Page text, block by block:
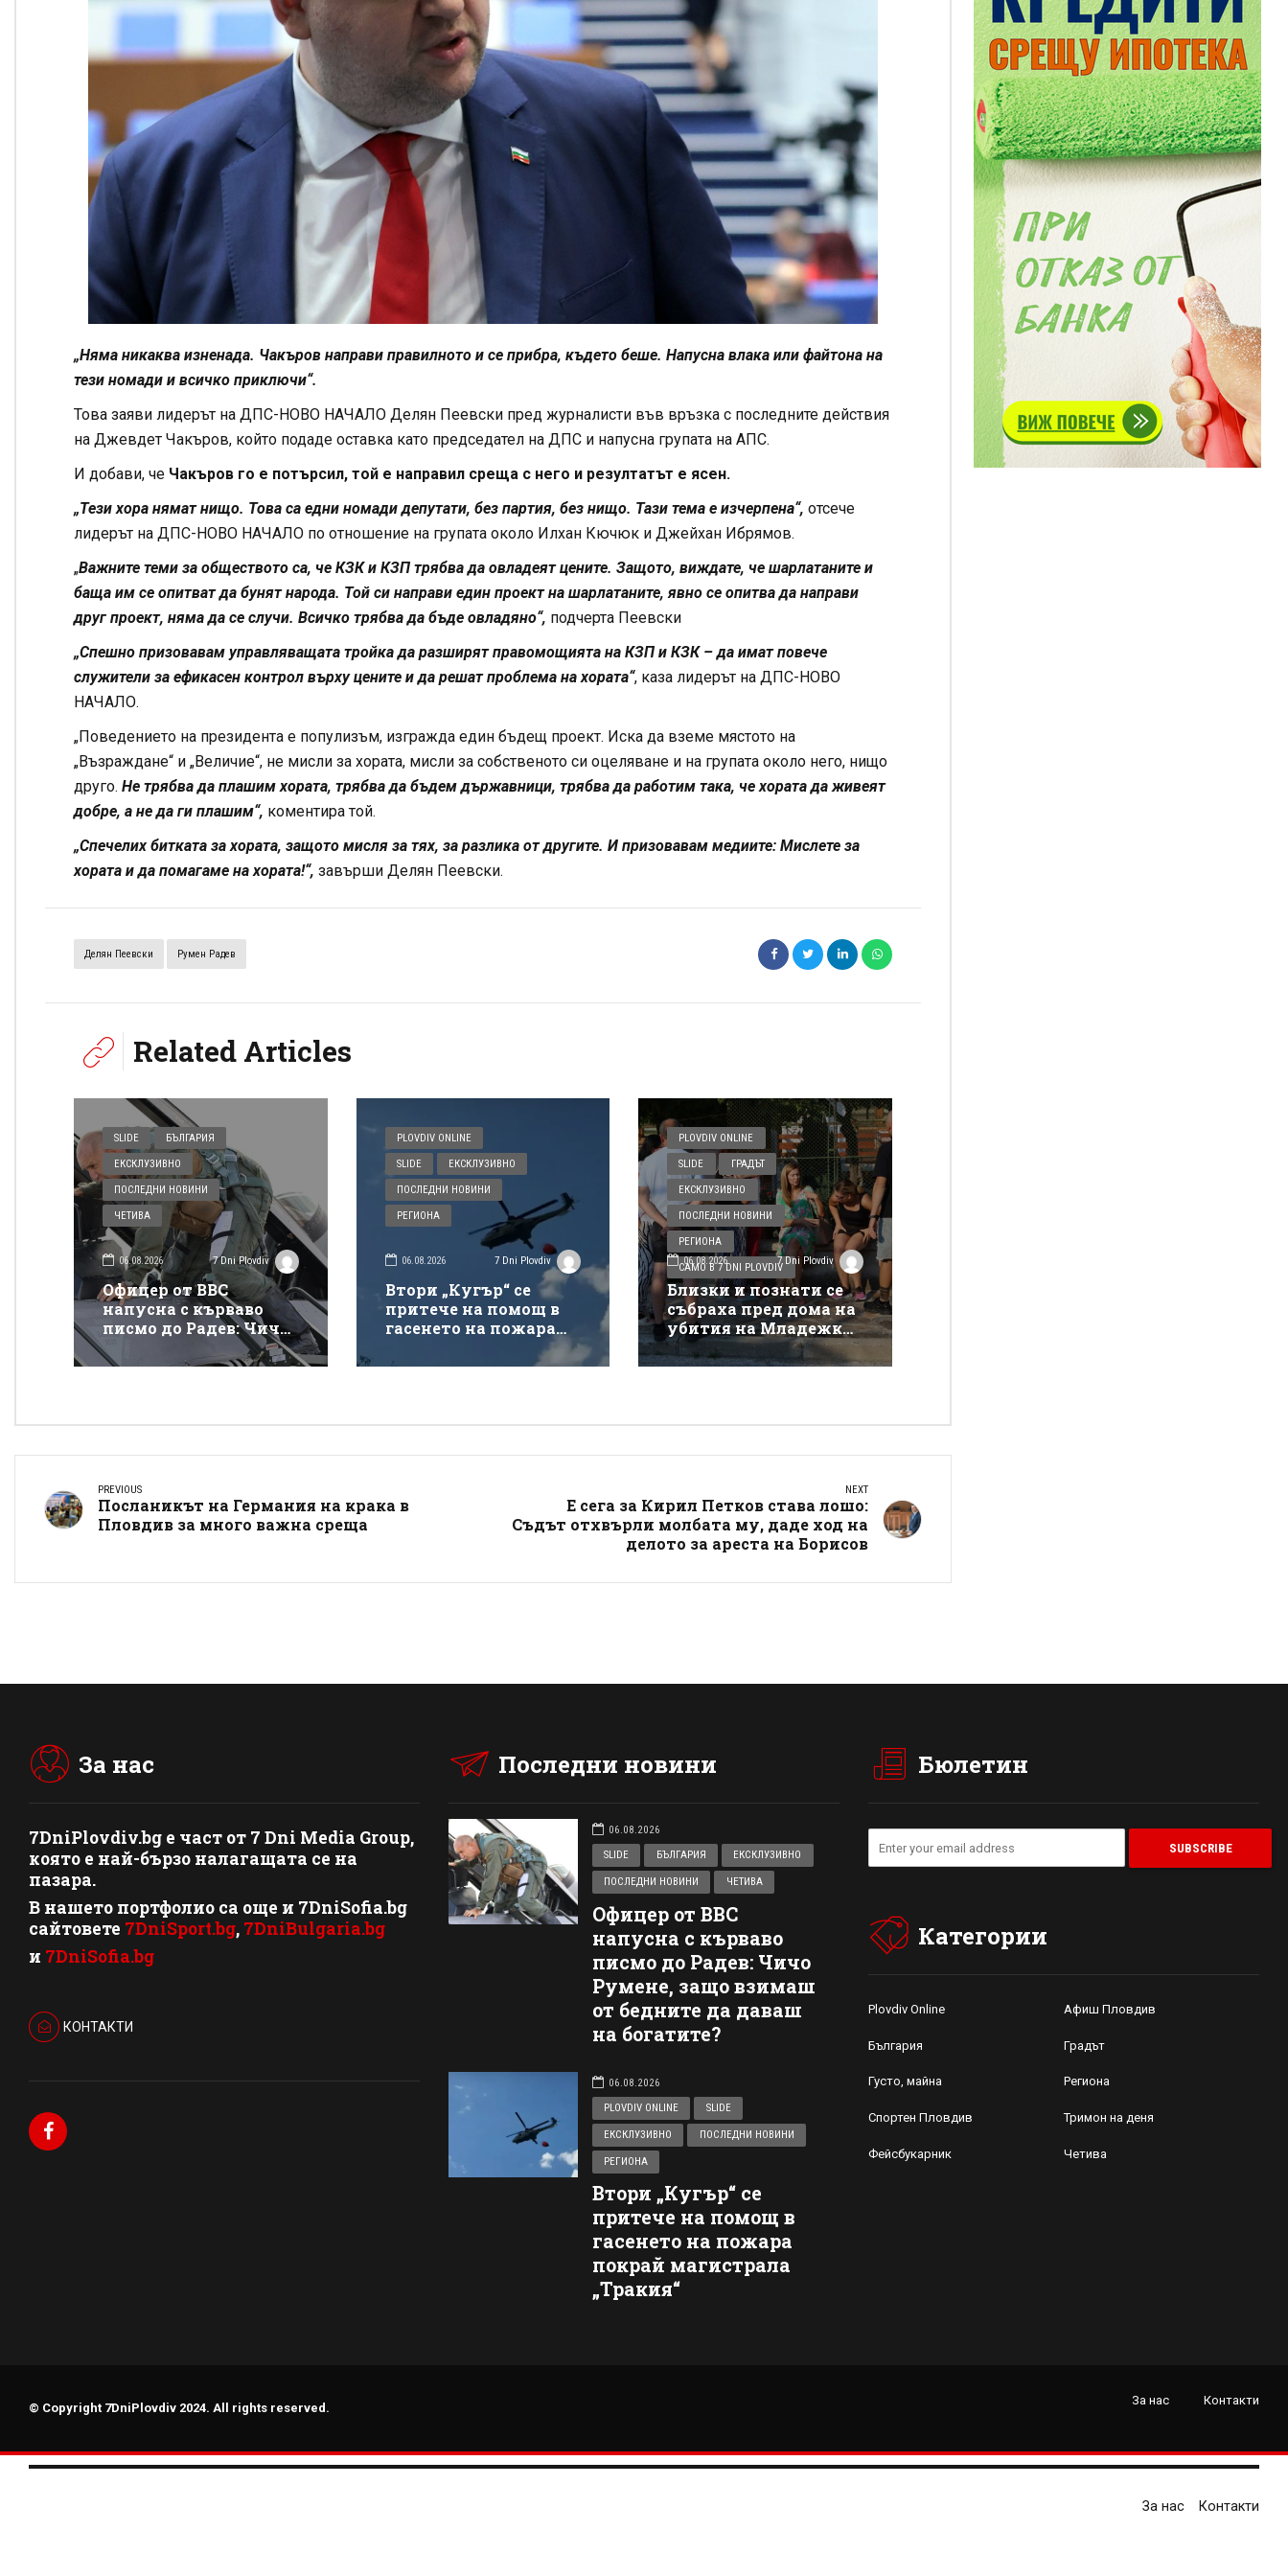
„Няма никаква изненада. Чакъров направи правилното и се прибра, където беше. Напусна влака или файтона на
тези номади и всичко приключи“.
Това заяви лидерът на ДПС-НОВО НАЧАЛО Делян Пеевски пред журналисти във връзка с последните действия
на Джевдет Чакъров, който подаде оставка като председател на ДПС и напусна групата на АПС.
И добави, че Чакъров го е потърсил, той е направил среща с него и резултатът е ясен.
„Тези хора нямат нищо. Това са едни номади депутати, без партия, без нищо. Тази тема е изчерпена“, отсече
лидерът на ДПС-НОВО НАЧАЛО по отношение на групата около Илхан Кючюк и Джейхан Ибрямов.
„Важните теми за обществото са, че КЗК и КЗП трябва да овладеят цените. Защото, виждате, че шарлатаните и
баща им се опитват да бунят народа. Той си направи един проект на шарлатаните, явно се опитва да направи
друг проект, няма да се случи. Всичко трябва да бъде овладяно“, подчерта Пеевски
„Спешно призовавам управляващата тройка да разширят правомощията на КЗП и КЗК – да имат повече
служители за ефикасен контрол върху цените и да решат проблема на хората“, каза лидерът на ДПС-НОВО
НАЧАЛО.
„Поведението на президента е популизъм, изгражда един бъдещ проект. Иска да вземе мястото на
„Възраждане“ и „Величие“, не мисли за хората, мисли за собственото си оцеляване и на групата около него, нищо
друго. Не трябва да плашим хората, трябва да бъдем държавници, трябва да работим така, че хората да живеят
добре, а не да ги плашим“, коментира той.
„Спечелих битката за хората, защото мисля за тях, за разлика от другите. И призовавам медиите: Мислете за
хората и да помагаме на хората!“, завърши Делян Пеевски.
Делян Пеевски Румен Радев
Related Articles
SLIDE БЪЛГАРИЯ
ЕКСКЛУЗИВНО
ПОСЛЕДНИ НОВИНИ
ЧЕТИВА
06.08.2026 7 Dni Plovdiv
Офицер от ВВС
напусна с кърваво
писмо до Радев: Чичо
Румене, защо взимаш
от бедните да даваш
PLOVDIV ONLINE
SLIDE ЕКСКЛУЗИВНО
ПОСЛЕДНИ НОВИНИ
РЕГИОНА
06.08.2026 7 Dni Plovdiv
Втори „Кугър“ се
притече на помощ в
гасенето на пожара
покрай магистрала
„Тракия“
PLOVDIV ONLINE
SLIDE ГРАДЪТ
ЕКСКЛУЗИВНО
ПОСЛЕДНИ НОВИНИ
РЕГИОНА
САМО В 7 DNI PLOVDIV
06.08.2026 7 Dni Plovdiv
Близки и познати се
събраха пред дома на
убития на Младежки
хълм: Не е педофил,
търсеше си приятелка
PREVIOUS
Посланикът на Германия на крака в
Пловдив за много важна среща
NEXT
Е сега за Кирил Петков става лошо:
Съдът отхвърли молбата му, даде ход на
делото за ареста на Борисов
За нас
7DniPlovdiv.bg e част от 7 Dni Media Group,
която е най-бързо налагащата се на
пазара.
В нашето портфолио са още и 7DniSofia.bg
сайтовете 7DniSport.bg, 7DniBulgaria.bg
и 7DniSofia.bg
КОНТАКТИ
Последни новини
06.08.2026
SLIDE
БЪЛГАРИЯ ЕКСКЛУЗИВНО
ПОСЛЕДНИ НОВИНИ ЧЕТИВА
Офицер от ВВС
напусна с кърваво
писмо до Радев: Чичо
Румене, защо взимаш
от бедните да даваш
на богатите?
06.08.2026
PLOVDIV ONLINE
SLIDE
ЕКСКЛУЗИВНО ПОСЛЕДНИ НОВИНИ
РЕГИОНА
Втори „Кугър“ се
притече на помощ в
гасенето на пожара
покрай магистрала
„Тракия“
Бюлетин
Категории
Plovdiv Online Афиш Пловдив
България Градът
Густо, майна Региона
Спортен Пловдив Тримон на деня
Фейсбукарник Четива
© Copyright 7DniPlovdiv 2024. All rights reserved.
За нас Контакти
За нас Контакти